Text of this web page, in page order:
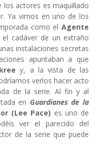
los actores es maquillado
Ya vimos en uno de los
como el Agente
el cadáver de un extraño
instalaciones secretas
apuntaban a que
kreey, a la vista de las
verlos hacer acto
de la serie. Al fin y al
en Guardianes de la
(Lee Pace) es uno de
ver el parecido del
de la serie que puede